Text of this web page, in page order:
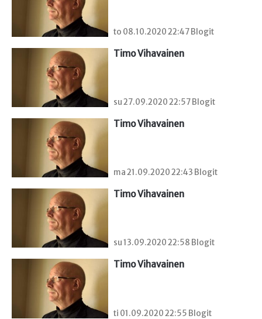
to 08.10.2020 22:47 Blogit
Timo Vihavainen
su 27.09.2020 22:57 Blogit
Timo Vihavainen
ma 21.09.2020 22:43 Blogit
Timo Vihavainen
su 13.09.2020 22:58 Blogit
Timo Vihavainen
ti 01.09.2020 22:55 Blogit